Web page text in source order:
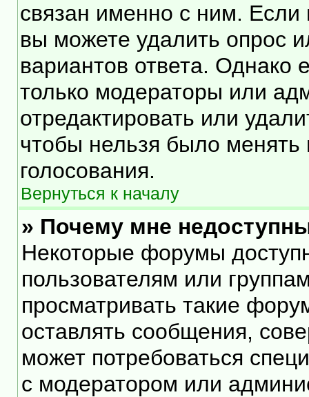
связан именно с ним. Если
вы можете удалить опрос
вариантов ответа. Однако
только модераторы или
отредактировать или
чтобы нельзя было менять
голосования.
Вернуться к началу
» Почему мне
Некоторые форумы
пользователям или
просматривать такие
оставлять сообщения,
может потребоваться
с модератором или